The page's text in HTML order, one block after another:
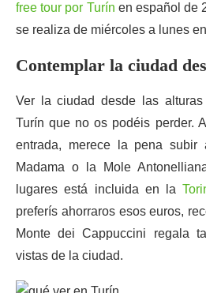
free tour por Turín en español de
se realiza de miércoles a lunes
Contemplar la ciudad
Ver la ciudad desde las
Turín que no os podéis perder.
entrada, merece la pena
Madama o la Mole
lugares está incluida en la
preferís ahorraros esos euros,
Monte dei Cappuccini regala
vistas de la ciudad.